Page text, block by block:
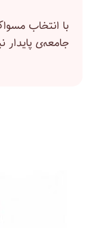
با انتخاب
جامعه‌ی